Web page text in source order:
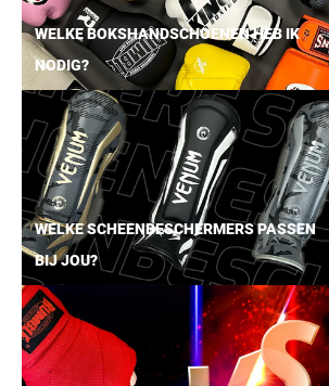
WELKE BOKSHANDSCHOENEN HEB IK
NODIG?
WELKE SCHEENBESCHERMERS PASSEN
BIJ JOU?